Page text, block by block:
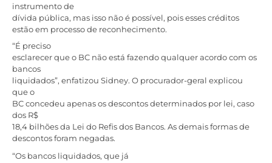
instrumento de
dívida pública, mas isso não é possível, pois esses créditos
estão em processo de reconhecimento.
“É preciso
esclarecer que o BC não está fazendo qualquer acordo com os
bancos
liquidados”, enfatizou Sidney. O procurador-geral explicou
que o
BC concedeu apenas os descontos determinados por lei, caso
dos R$
18,4 bilhões da Lei do Refis dos Bancos. As demais formas de
descontos foram negadas.
“Os bancos liquidados, que já